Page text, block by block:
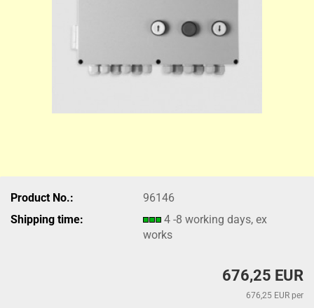
Product No.:
96146
Shipping time:
4 -8 working days, ex
works
676,25 EUR
676,25 EUR per